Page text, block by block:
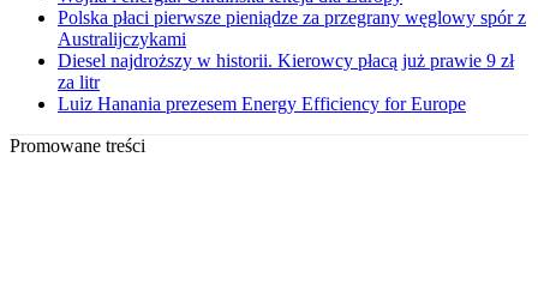
Polska płaci pierwsze pieniądze za przegrany węglowy spór z
Australijczykami
Diesel najdroższy w historii. Kierowcy płacą już prawie 9 zł
za litr
Luiz Hanania prezesem Energy Efficiency for Europe
Promowane treści